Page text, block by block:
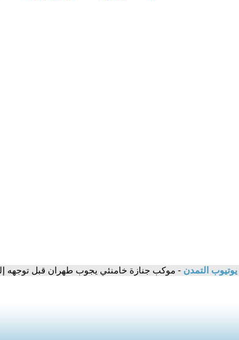
يوتيوب التمدن - موكب جنازة خامنئي يجوب طهران قبل توجهه إلى